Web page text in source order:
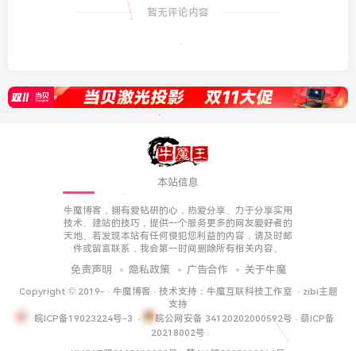
暂无评论内容
本站信息
牛魔博客，拥有爱钻研的心，热爱分享、力于分享实用
技术、建站的技巧，提供一个服务更多的网友爱好者的
天地。若发现本站有任何侵犯您利益的内容，请及时邮
件或留言联系，我会第一时间删除所有相关内容。
免责声明 隐私政策 广告合作 关于牛魔
Copyright © 2019- · 牛魔博客 · 技术支持： 牛魔互联科技工作室 · zibi主题
支持
皖ICP备19023224号-3 · 皖公网安备 34120202000592号 · 萌ICP备
20218002号